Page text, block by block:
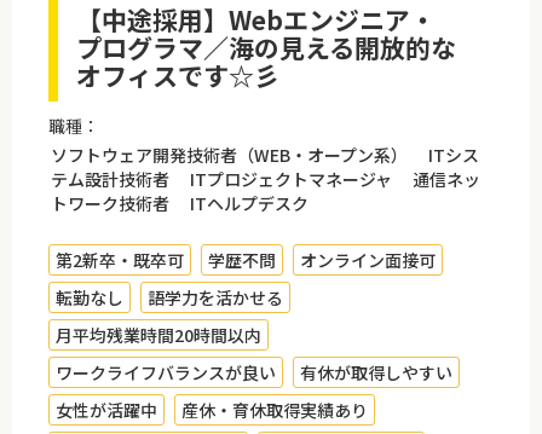
【中途採用】Webエンジニア・
プログラマ／海の見える開放的な
オフィスです☆彡
職種：
ソフトウェア開発技術者（WEB・オープン系） ITシス
テム設計技術者 ITプロジェクトマネージャ 通信ネッ
トワーク技術者 ITヘルプデスク
第2新卒・既卒可 学歴不問
オンライン面接可
転勤なし
語学力を活かせる
月平均残業時間20時間以内
ワークライフバランスが良い
有休が取得しやすい
女性が活躍中
産休・育休取得実績あり